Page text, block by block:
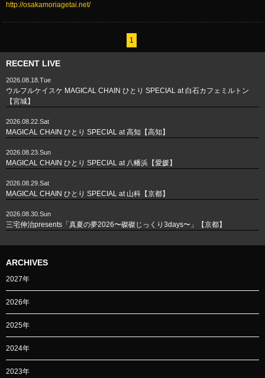
http://osakamoriagetai.net/
1
RECENT LIVE
2026.08.18.Tue
ウルフルケイスケ MAGICAL CHAIN ひとり SPECIAL at 白石カフェミルトン
【宮城】
2026.08.22.Sat
MAGICAL CHAIN ひとり SPECIAL at 高知【高知】
2026.08.23.Sun
MAGICAL CHAIN ひとり SPECIAL at 八幡浜【愛媛】
2026.08.29.Sat
MAGICAL CHAIN ひとり SPECIAL at 山科【京都】
2026.08.30.Sun
三宅伸治presents「真夏の夢2026〜磔磔じっくり3days〜」【京都】
ARCHIVES
2027年
2026年
2025年
2024年
2023年